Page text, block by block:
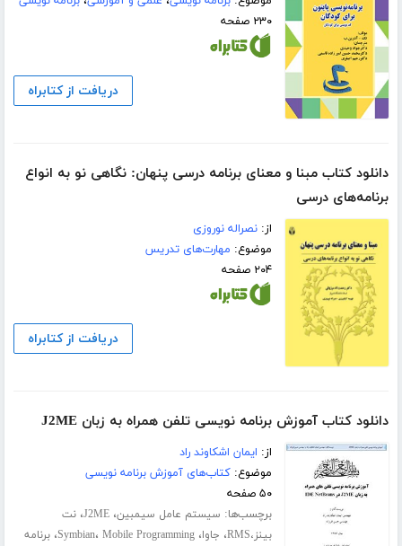
۲۳۰ صفحه
دریافت از کتابراه
دانلود کتاب مبنا و معنای برنامه درسی پنهان: نگاهی نو به انواع
برنامه‌های درسی
از:نصراله نوروزی
موضوع: مهارت‌های تدریس
۲۰۴ صفحه
دریافت از کتابراه
دانلود کتاب آموزش برنامه نویسی تلفن همراه به زبان J2ME
از: ایمان اشکاوند راد
موضوع:کتاب‌های آموزش برنامه نویسی
۵۰ صفحه
برچسب‌ها: سیستم عامل سیمبین،J2ME،نت
بینز،RMS
، جاوا، Symbian، Mobile Programming ،برنامه